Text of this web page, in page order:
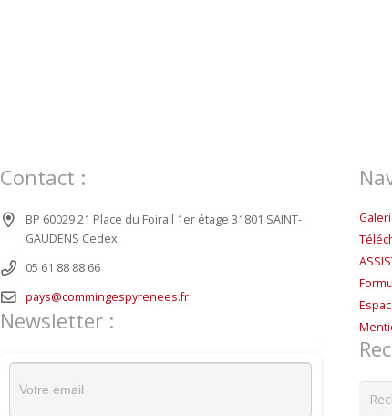
Contact :
BP 60029 21 Place du Foirail 1er étage 31801 SAINT-
GAUDENS Cedex
05 61 88 88 66
pays@commingespyrenees.fr
Newsletter :